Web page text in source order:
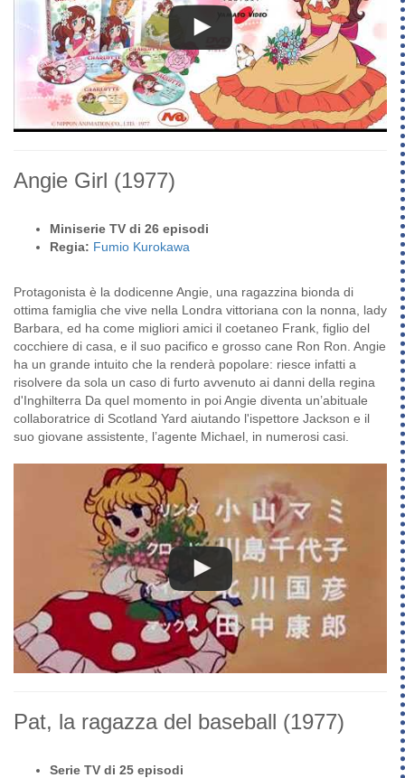
Angie Girl (1977)
Miniserie TV di 26 episodi
Regia: Fumio Kurokawa
Protagonista è la dodicenne Angie, una ragazzina bionda di
ottima famiglia che vive nella Londra vittoriana con la nonna, lady
Barbara, ed ha come migliori amici il coetaneo Frank, figlio del
cocchiere di casa, e il suo pacifico e grosso cane Ron Ron. Angie
ha un grande intuito che la renderà popolare: riesce infatti a
risolvere da sola un caso di furto avvenuto ai danni della regina
d'Inghilterra Da quel momento in poi Angie diventa un’abituale
collaboratrice di Scotland Yard aiutando l'ispettore Jackson e il
suo giovane assistente, l’agente Michael, in numerosi casi.
Pat, la ragazza del baseball (1977)
Serie TV di 25 episodi